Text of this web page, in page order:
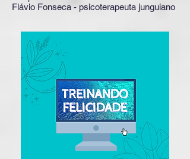
Flávio Fonseca - psicoterapeuta junguiano